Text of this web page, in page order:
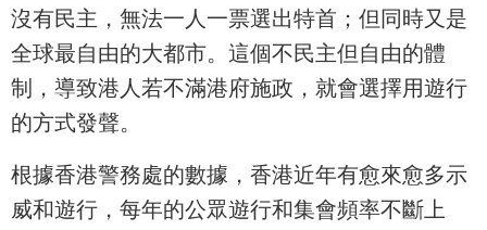
沒有民主，無法一人一票選出特首；但同時又是
全球最自由的大都市。這個不民主但自由的體
制，導致港人若不滿港府施政，就會選擇用遊行
的方式發聲。
根據香港警務處的數據，香港近年有愈來愈多示
威和遊行，每年的公眾遊行和集會頻率不斷上